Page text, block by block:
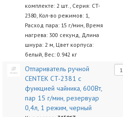
комплекте: 2 шт., Серия: CT-
2380, Кол-во режимов: 1,
Расход пара: 15 г/мин, Время
нагрева: 300 секунд, Длина
шнура: 2 м, Цвет корпуса:
белый, Вес: 0.942 кг
Отпариватель ручной
CENTEK CT-2381 с
функцией чайника, 600Вт,
пар 15 г/мин, резервуар
0,4л, 1 режим, черный